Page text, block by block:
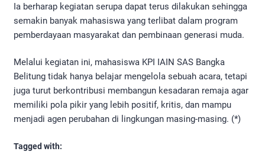
Ia berharap kegiatan serupa dapat terus dilakukan sehingga
semakin banyak mahasiswa yang terlibat dalam program
pemberdayaan masyarakat dan pembinaan generasi muda.
Melalui kegiatan ini, mahasiswa KPI IAIN SAS Bangka
Belitung tidak hanya belajar mengelola sebuah acara, tetapi
juga turut berkontribusi membangun kesadaran remaja agar
memiliki pola pikir yang lebih positif, kritis, dan mampu
menjadi agen perubahan di lingkungan masing-masing. (*)
Tagged with: